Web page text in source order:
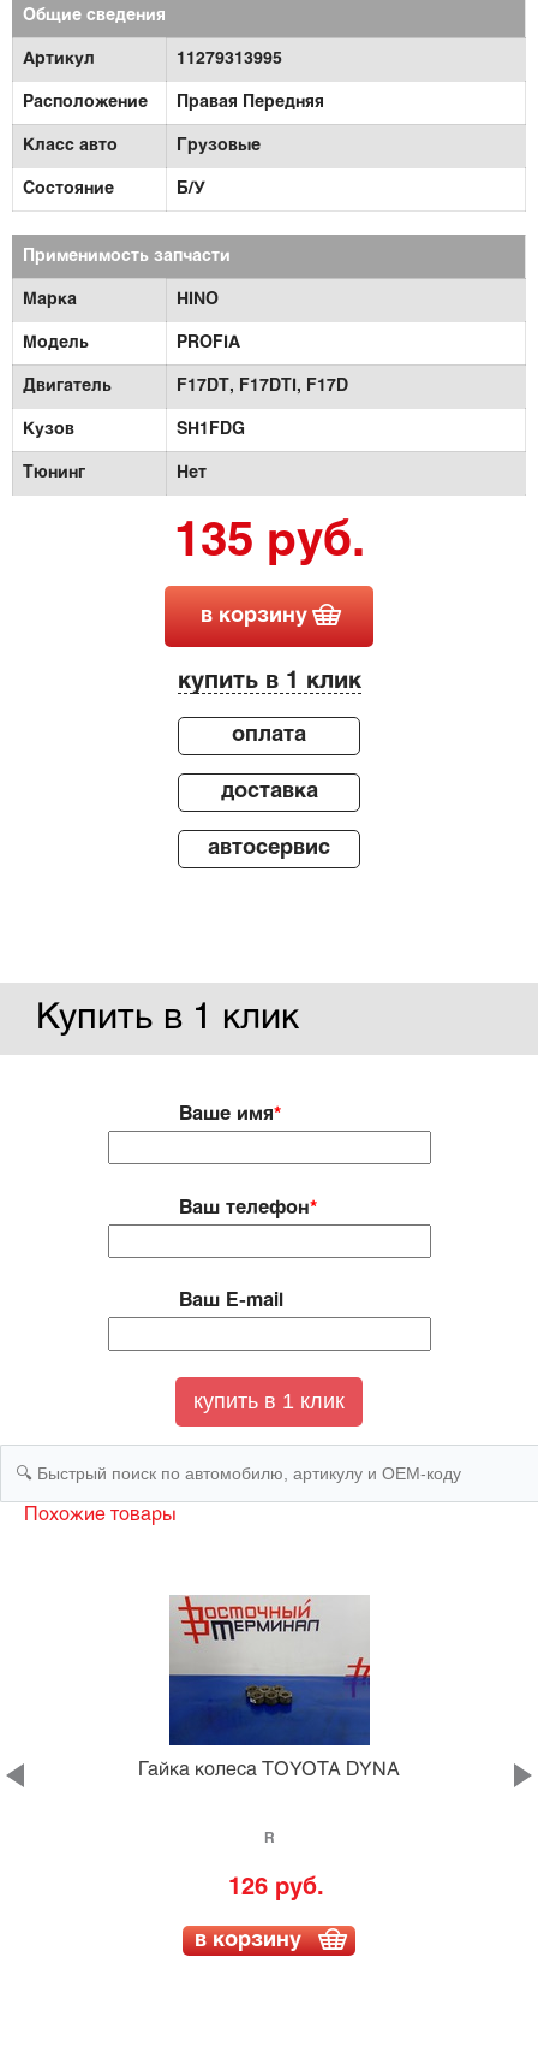
Общие сведения
Артикул 11279313995
Расположение Правая Передняя
Класс авто Грузовые
Состояние Б/У
Применимость запчасти
Марка HINO
Модель PROFIA
Двигатель F17DT, F17DTI, F17D
Кузов SH1FDG
Тюнинг Нет
135 руб.
в корзину
купить в 1 клик
оплата
доставка
автосервис
Купить в 1 клик
Ваше имя*
Ваш телефон*
Ваш E-mail
Похожие товары
Гайка колеса TOYOTA DYNA
R
126 руб.
в корзину